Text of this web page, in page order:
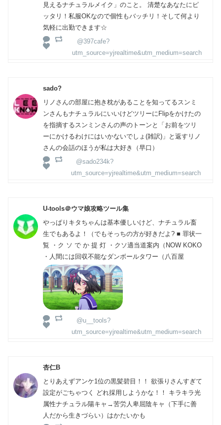
見えるナチュラルメイク」のこと。 清楚なあなたにピ
ッタリ！私服OKなので個性もバッチリ！そして何より
気軽に出勤できます☆
@397cafe?
utm_source=yjrealtime&utm_medium=search
sado?
リノさんの部屋に抱き枕があることを知ってるスンミ
ンさんもナチュラルにいいけどツリーにFlipをかけたの
を指摘するスンミンさんの声のトーンと「お前をツリ
ーにかけるわけにはいかないでしょ(雑訳)」と返すリノ
さんの会話のほうが私は大好き（早口）
@sado234k?
utm_source=yjrealtime&utm_medium=search
U-tools＠ウマ娘攻略ツール集
やっぱりキタちゃんは基本優しいけど、ナチュラル畜
生でもあるよ！（でもそっちの方が好きだよ? ■ 罪状一
覧 ・ク ソ で か 提 灯 ・クソ適当道案内（NOW KOKO
・人間には回収不能なダンボールタワー（八百屋
@u__tools?
utm_source=yjrealtime&utm_medium=search
杏仁B
とりあえずアンケ1位の黒髪碧目！！ 欲張りさんすぎて
設定がごちゃつく どれ採用しようかな！！ キラキラ光
属性ナチュラル陽キャ→苦労人卑屈陰キャ（下手に善
人だから生きづらい）はかたいかも